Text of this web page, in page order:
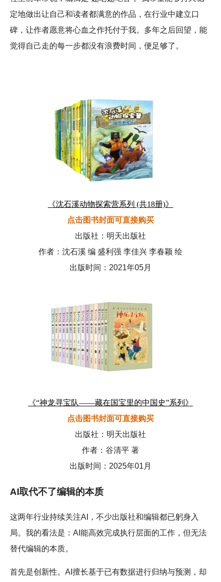
定地做出让自己和读者都满意的作品，在行业中建立口
碑，让作者愿意将心血之作托付于我。多年之后回望，能
觉得自己走的每一步都没有浪费时间，便足够了。
《沈石溪动物探索营系列 (共18册)》
点击图书封面可直接购买
出版社：明天出版社
作者：沈石溪 编 盛利强 李佳兴 李春颖 绘
出版时间：2021年05月
《“神龙寻宝队——藏在国宝里的中国史”系列》
点击图书封面可直接购买
出版社：明天出版社
作者：谷清平 著
出版时间：2025年01月
AI取代不了编辑的本质
这两年行业持续关注AI，不少出版社和编辑都已躬身入
局。我的看法是：AI能高效完成执行层面的工作，但无法
替代编辑的本质。
首先是创新性。AI擅长基于已有数据进行归纳与预测，却